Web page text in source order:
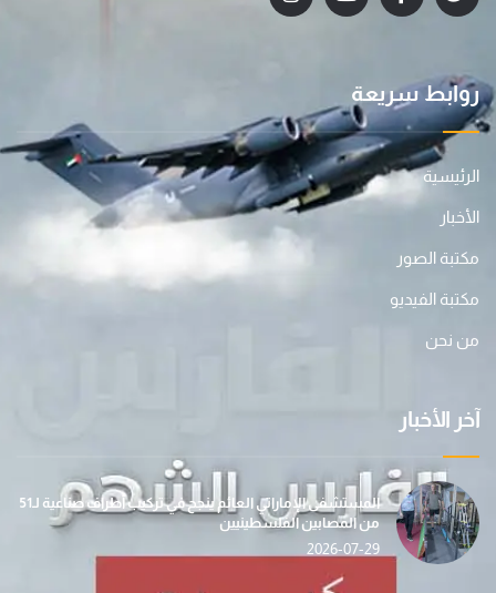
روابط سريعة
الرئيسية
الأخبار
مكتبة الصور
مكتبة الفيديو
من نحن
آخر الأخبار
المستشفى الإماراتي العائم ينجح في تركيب أطراف صناعية لـ51
من المصابين الفلسطينيين
2026-07-29